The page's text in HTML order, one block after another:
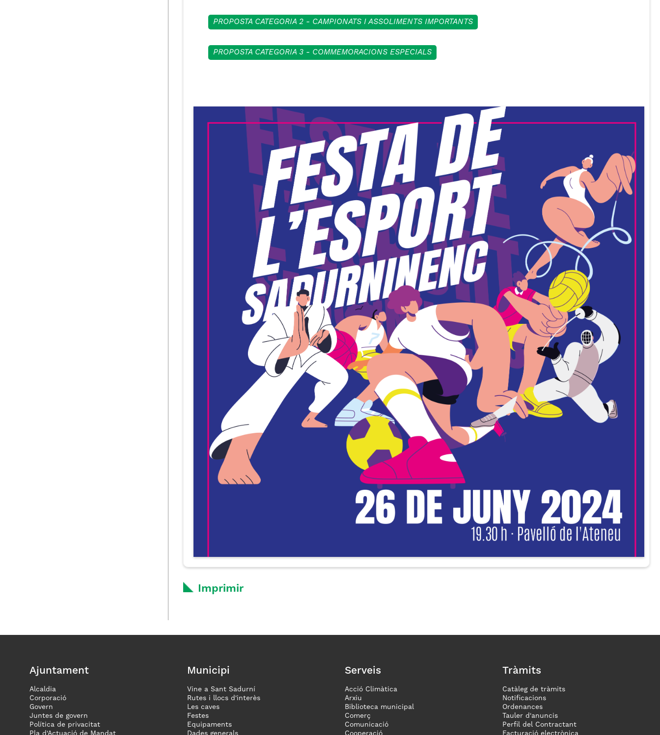
PROPOSTA CATEGORIA 2 - CAMPIONATS I ASSOLIMENTS IMPORTANTS
PROPOSTA CATEGORIA 3 - COMMEMORACIONS ESPECIALS
Imprimir
Ajuntament
Alcaldia
Corporació
Govern
Juntes de govern
Política de privacitat
Pla d'Actuació de Mandat
Municipi
Vine a Sant Sadurní
Rutes i llocs d'interès
Les caves
Festes
Equipaments
Dades generals
Serveis
Acció Climàtica
Arxiu
Biblioteca municipal
Comerç
Comunicació
Cooperació
Tràmits
Catàleg de tràmits
Notificacions
Ordenances
Tauler d'anuncis
Perfil del Contractant
Facturació electrònica